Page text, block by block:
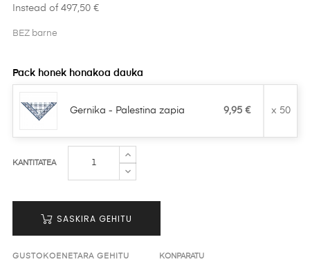
Instead of 497,50 €
BEZ barne
Pack honek honakoa dauka
Gernika - Palestina zapia 9,95 € x 50
KANTITATEA
SASKIRA GEHITU
GUSTOKOENETARA GEHITU KONPARATU